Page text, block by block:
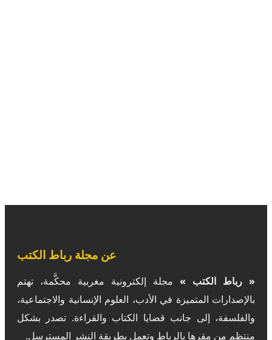
عن مجلة رباط الكتب
« رباط الكتب » مجلة إلكترونية مغربية محكَّمة، تهتم
بالإصدارات المتميزة في الأدب، العلوم الإنسانية والاجتماعية،
والفلسفة، إلى جانب قضايا الكتاب والقراءة. تصدر بشكل
منتظم من مقرها بالرباط وتعمل بطريقة النشر المسترسل.